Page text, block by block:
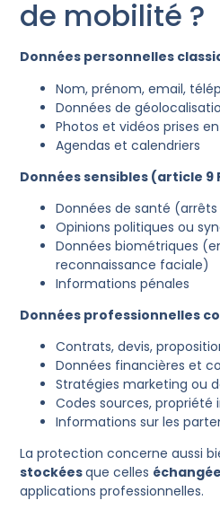
de mobilité ?
Données personnelles
Nom, prénom, email,
Données de
Photos et vidéos prises
Agendas et calendriers
Données sensibles (article 9
Données de santé
Opinions politiques ou
Données biométriques
reconnaissance faciale)
Informations pénales
Données professionnelles
Contrats, devis,
Données financières et
Stratégies marketing ou
Codes sources, propriété
Informations sur les
La protection concerne aussi
stockéesque celles
applications professionnelles.